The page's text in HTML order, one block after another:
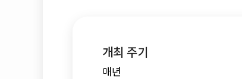
개최 주기
매년